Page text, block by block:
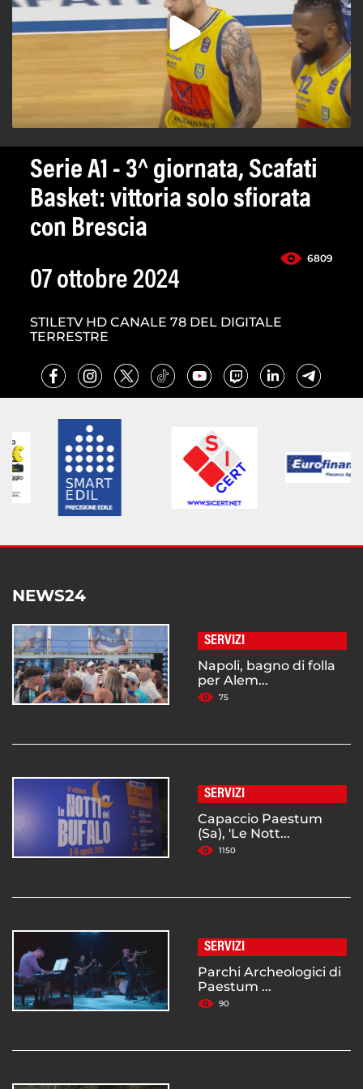
Serie A1 - 3^ giornata, Scafati
Basket: vittoria solo sfiorata
con Brescia
6809
07 ottobre 2024
STILETV HD CANALE 78 DEL DIGITALE
TERRESTRE
NEWS24
SERVIZI
Napoli, bagno di folla
per Alem...
75
SERVIZI
Capaccio Paestum
(Sa), 'Le Nott...
1150
SERVIZI
Parchi Archeologici di
Paestum ...
90